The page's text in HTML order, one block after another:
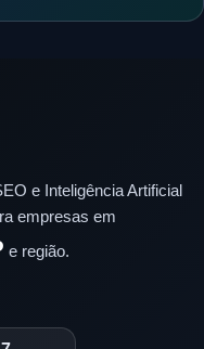
e Inteligência Artificial
empresas em
e região.